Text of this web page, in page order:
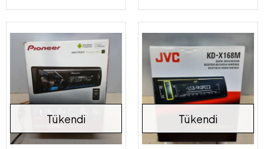
Tükendi Tükendi